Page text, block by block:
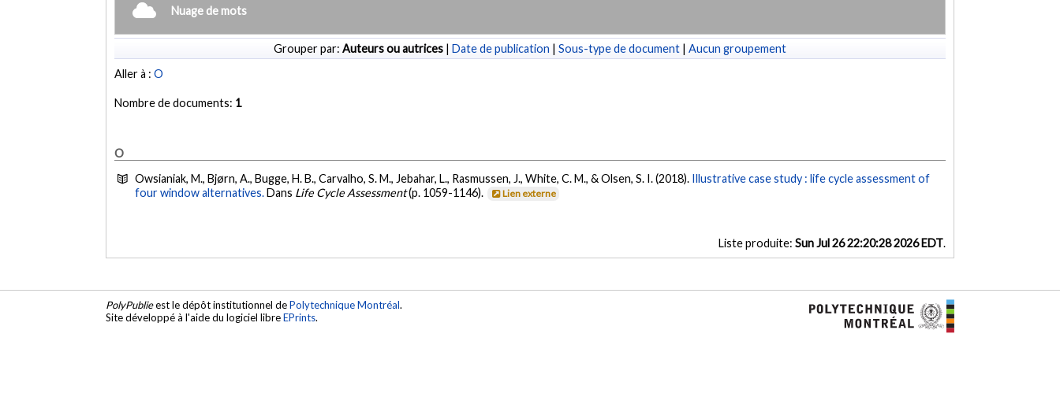
Nuage de mots
Grouper par: Auteurs ou autrices | Date de publication | Sous-type de document | Aucun groupement
Aller à :O
Nombre de documents: 1
O
Owsianiak, M., Bjørn, A., Bugge, H. B., Carvalho, S. M., Jebahar, L., Rasmussen, J., White, C. M., & Olsen, S. I. (2018). Illustrative case study : life cycle assessment of
four window alternatives.Dans Life Cycle Assessment(p. 1059-1146). Lien externe
Liste produite: Sun Jul 26 22:20:28 2026 EDT.
PolyPublieest le dépôt institutionnel dePolytechnique Montréal.
Site développé à l'aide du logiciel libreEPrints.